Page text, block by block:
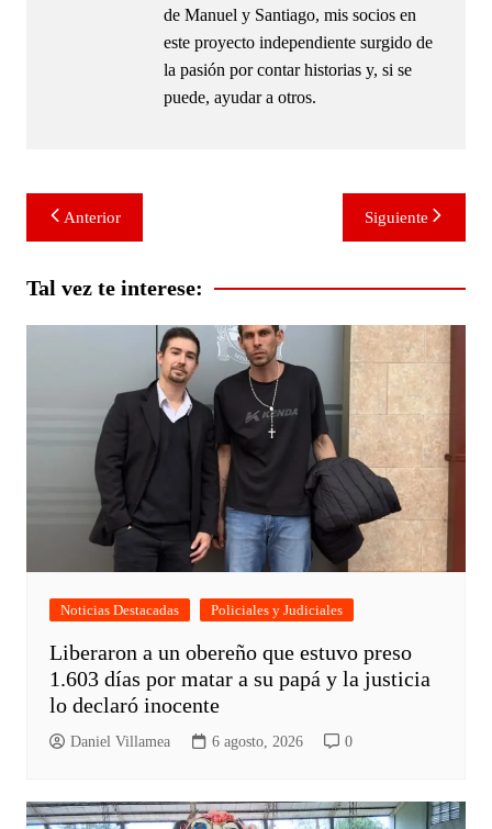
de Manuel y Santiago, mis socios en
este proyecto independiente surgido de
la pasión por contar historias y, si se
puede, ayudar a otros.
Navegación
de
entradas
Anterior Siguiente
Tal vez te interese:
Noticias Destacadas Policiales y Judiciales
Liberaron a un obereño que estuvo preso
1.603 días por matar a su papá y la justicia
lo declaró inocente
Daniel Villamea 6 agosto, 2026 0